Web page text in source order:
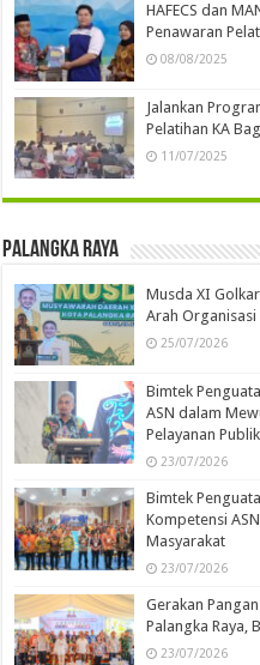
HAFECS dan
Penawaran
08/08/2025
Jalankan
Pelatihan KA
11/07/2025
Palangka Raya
Musda XI
Arah Organisasi
25/07/2026
Bimtek
ASN dalam
Pelayanan
23/07/2026
Bimtek
Kompetensi
Masyarakat
23/07/2026
Gerakan
Palangka Raya,
23/07/2026